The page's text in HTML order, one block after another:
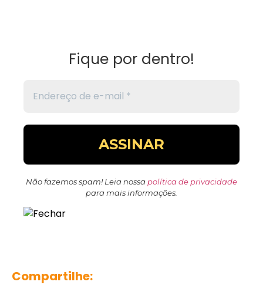
Fique por dentro!
Não fazemos spam! Leia nossa política de privacidade
para mais informações.
Compartilhe: